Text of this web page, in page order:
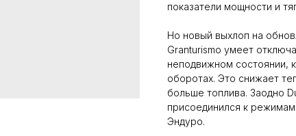
показатели мощности и
Но новый выхлоп на
Granturismo умеет
неподвижном состоянии,
оборотах. Это снижает
больше топлива. Заодно
присоединился к
Эндуро.